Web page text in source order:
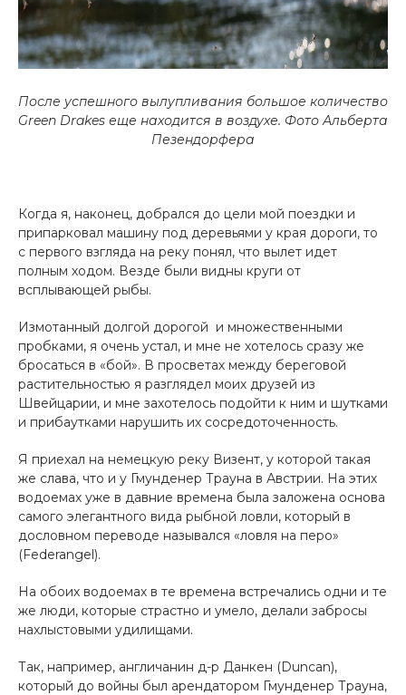
После успешного вылупливания большое количество
Green Drakes еще находится в воздухе. Фото Альберта
Пезендорфера
Когда я, наконец, добрался до цели мой поездки и
припарковал машину под деревьями у края дороги, то
с первого взгляда на реку понял, что вылет идет
полным ходом. Везде были видны круги от
всплывающей рыбы.
Измотанный долгой дорогой и множественными
пробками, я очень устал, и мне не хотелось сразу же
бросаться в «бой». В просветах между береговой
растительностью я разглядел моих друзей из
Швейцарии, и мне захотелось подойти к ним и шутками
и прибаутками нарушить их сосредоточенность.
Я приехал на немецкую реку Визент, у которой такая
же слава, что и у Гмунденер Трауна в Австрии. На этих
водоемах уже в давние времена была заложена основа
самого элегантного вида рыбной ловли, который в
дословном переводе назывался «ловля на перо»
(Federangel).
На обоих водоемах в те времена встречались одни и те
же люди, которые страстно и умело, делали забросы
нахлыстовыми удилищами.
Так, например, англичанин д-р Данкен (Duncan),
который до войны был арендатором Гмунденер Трауна,